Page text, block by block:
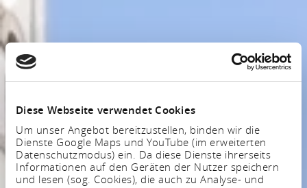
Diese Webseite verwendet Cookies
Um unser Angebot bereitzustellen, binden wir die
Dienste Google Maps und YouTube (im erweiterten
Datenschutzmodus) ein. Da diese Dienste ihrerseits
Informationen auf den Geräten der Nutzer speichern
und lesen (sog. Cookies), die auch zu Analyse- und